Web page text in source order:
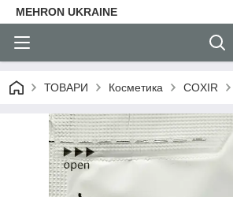
MEHRON UKRAINE
ТОВАРИ Косметика COXIR